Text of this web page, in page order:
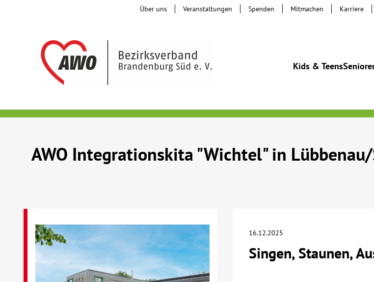
Kids & Teens
Über uns Veranstaltungen Spenden Mitmachen Karriere
AWO Integrationskita "Wichtel" in
16.12.2025
Singen, Staunen,